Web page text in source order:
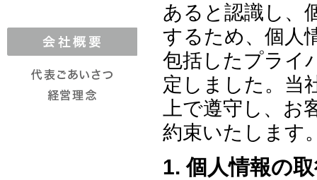
あると認識し、
するため、個人
包括したプライ
定しました。当
上で遵守し、
約束いたします
1. 個人情報の